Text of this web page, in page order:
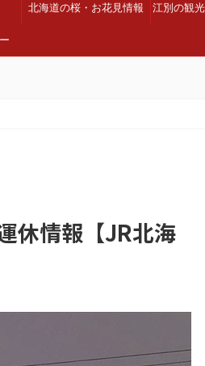
北海道の桜・お花見情報 江別の観
休情報【JR北海